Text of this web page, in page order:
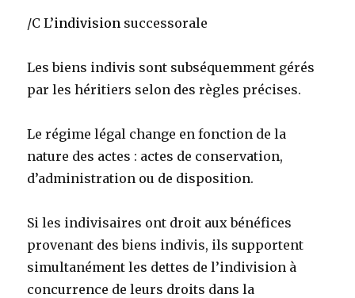
/C L’indivision successorale
Les biens indivis sont subséquemment gérés
par les héritiers selon des règles précises.
Le régime légal change en fonction de la
nature des actes : actes de conservation,
d’administration ou de disposition.
Si les indivisaires ont droit aux bénéfices
provenant des biens indivis, ils supportent
simultanément les dettes de l’indivision à
concurrence de leurs droits dans la